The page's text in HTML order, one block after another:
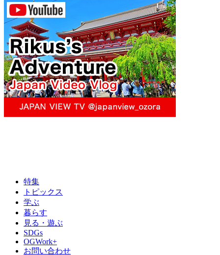
特集
トピックス
学ぶ
暮らす
見る・遊ぶ
SDGs
OGWork+
お問い合わせ